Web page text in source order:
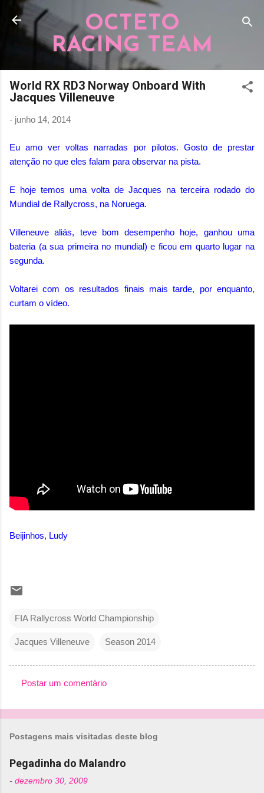
Pular para o conteúdo principal
OCTETO
RACING TEAM
World RX RD3 Norway Onboard With
Jacques Villeneuve
- junho 14, 2014
Eu amo ver voltas narradas por pilotos. Gosto de prestar
atenção no que eles falam para observar na pista.
E hoje temos uma volta de Jacques na terceira rodado do
Mundial de Rallycross, na Noruega.
Villeneuve aliás, teve bom desempenho hoje, ganhou uma
bateria (a sua primeira no mundial) e ficou em quarto lugar na
segunda.
Voltarei com os resultados finais mais tarde, por enquanto,
curtam o vídeo.
Beijinhos, Ludy
FIA Rallycross World Championship
Jacques Villeneuve Season 2014
o
n
t
Postar um comentário
Postagens mais visitadas deste blog
Pegadinha do Malandro
- dezembro 30, 2009